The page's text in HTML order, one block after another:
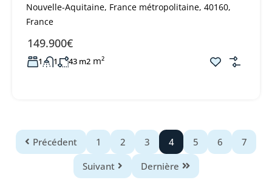
Nouvelle-Aquitaine, France métropolitaine, 40160,
France
149.900€
1 1 43 m2 m²
Précédent 1 2 3 4 5 6
7
Suivant
Dernière